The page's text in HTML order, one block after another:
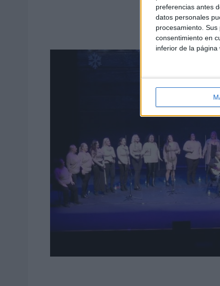
preferencias antes
datos personales
procesamiento.
consentimiento en
inferior de la página